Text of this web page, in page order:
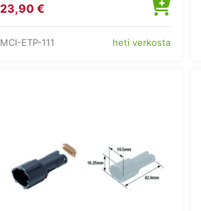
23,90 €
MCI-ETP-111 heti verkosta